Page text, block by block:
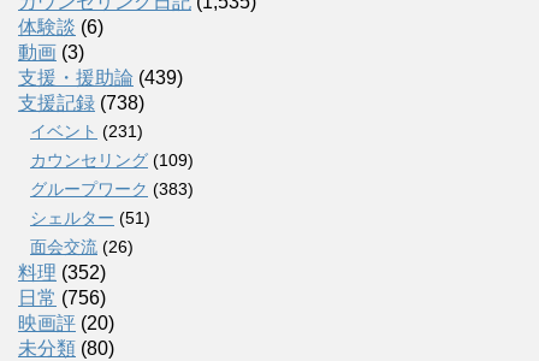
体験談 (6)
動画 (3)
支援・援助論 (439)
支援記録 (738)
イベント (231)
カウンセリング (109)
グループワーク (383)
シェルター (51)
面会交流 (26)
料理 (352)
日常 (756)
映画評 (20)
未分類 (80)